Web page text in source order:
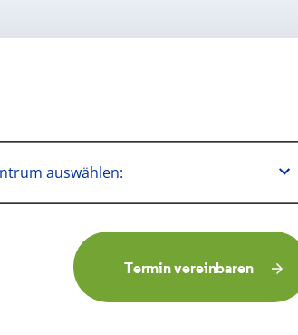
Termin vereinbaren